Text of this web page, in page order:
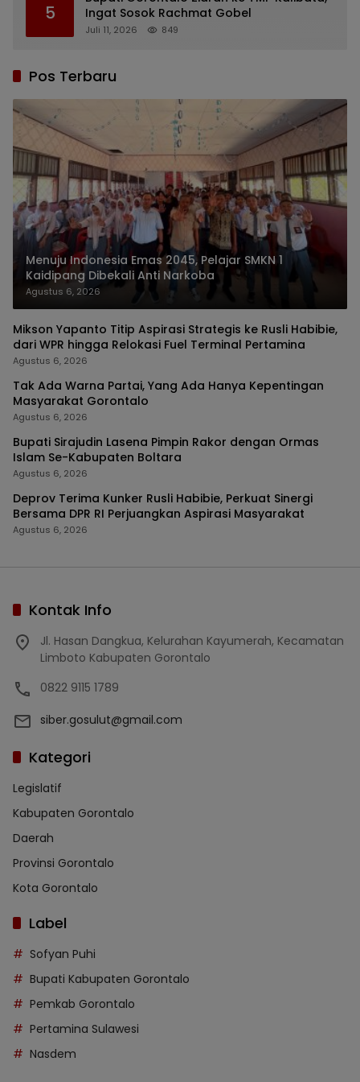
5
Ingat Sosok Rachmat Gobel
Juli 11, 2026 849
Pos Terbaru
Menuju Indonesia Emas 2045, Pelajar SMKN 1
Kaidipang Dibekali Anti Narkoba
Agustus 6, 2026
Mikson Yapanto Titip Aspirasi Strategis ke Rusli Habibie,
dari WPR hingga Relokasi Fuel Terminal Pertamina
Agustus 6, 2026
Tak Ada Warna Partai, Yang Ada Hanya Kepentingan
Masyarakat Gorontalo
Agustus 6, 2026
Bupati Sirajudin Lasena Pimpin Rakor dengan Ormas
Islam Se-Kabupaten Boltara
Agustus 6, 2026
Deprov Terima Kunker Rusli Habibie, Perkuat Sinergi
Bersama DPR RI Perjuangkan Aspirasi Masyarakat
Agustus 6, 2026
Kontak Info
Jl. Hasan Dangkua, Kelurahan Kayumerah, Kecamatan
Limboto Kabupaten Gorontalo
0822 9115 1789
siber.gosulut@gmail.com
Kategori
Legislatif
Kabupaten Gorontalo
Daerah
Provinsi Gorontalo
Kota Gorontalo
Label
Sofyan Puhi
Bupati Kabupaten Gorontalo
Pemkab Gorontalo
Pertamina Sulawesi
Nasdem